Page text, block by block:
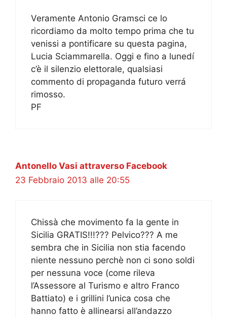
Veramente Antonio Gramsci ce lo
ricordiamo da molto tempo prima che tu
venissi a pontificare su questa pagina,
Lucia Sciammarella. Oggi e fino a lunedí
c’è il silenzio elettorale, qualsiasi
commento di propaganda futuro verrá
rimosso.
PF
Antonello Vasi attraverso Facebook
23 Febbraio 2013 alle 20:55
Chissà che movimento fa la gente in
Sicilia GRATIS!!!??? Pelvico??? A me
sembra che in Sicilia non stia facendo
niente nessuno perchè non ci sono soldi
per nessuna voce (come rileva
l’Assessore al Turismo e altro Franco
Battiato) e i grillini l’unica cosa che
hanno fatto è allinearsi all’andazzo